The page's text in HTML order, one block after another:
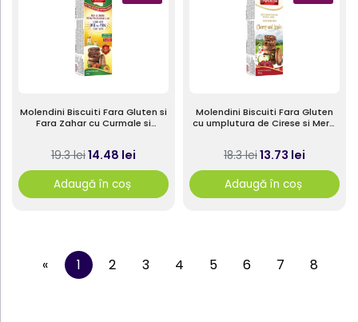
Molendini Biscuiti Fara Gluten si
Fara Zahar cu Curmale si
19.3 lei14.48 lei
Adaugă în coș
Molendini Biscuiti Fara Gluten
cu umplutura de Cirese si Mere,
18.3 lei13.73 lei
Adaugă în coș
« 1 2 3 4 5 6 7 8